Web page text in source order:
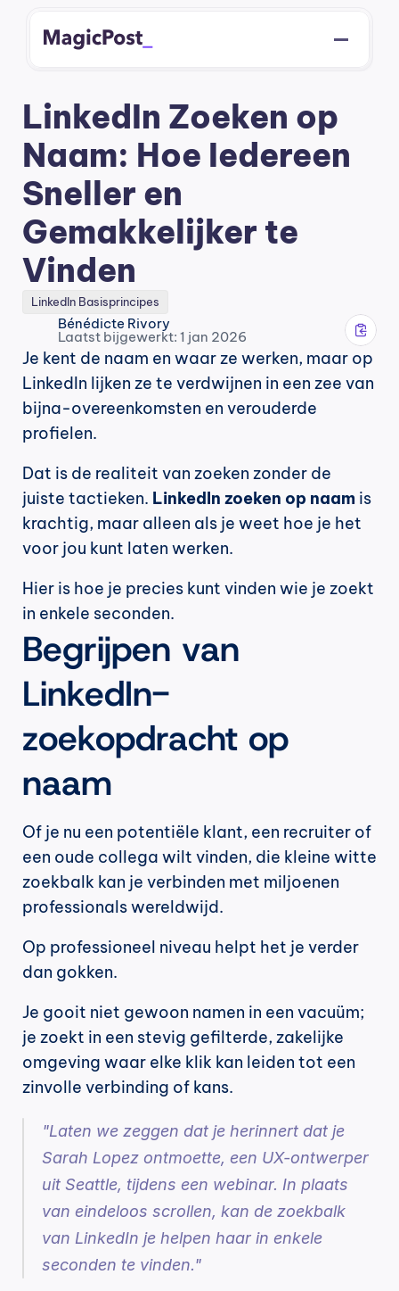
LinkedIn Zoeken op
Naam: Hoe Iedereen
Sneller en
Gemakkelijker te
Vinden
LinkedIn Basisprincipes
Bénédicte Rivory
Laatst bijgewerkt: 1 jan 2026
Je kent de naam en waar ze werken, maar op
LinkedIn lijken ze te verdwijnen in een zee van
bijna-overeenkomsten en verouderde
profielen.
Dat is de realiteit van zoeken zonder de
juiste tactieken. LinkedIn zoeken op naam is
krachtig, maar alleen als je weet hoe je het
voor jou kunt laten werken.
Hier is hoe je precies kunt vinden wie je zoekt
in enkele seconden.
Begrijpen van
LinkedIn-
zoekopdracht op
naam
Of je nu een potentiële klant, een recruiter of
een oude collega wilt vinden, die kleine witte
zoekbalk kan je verbinden met miljoenen
professionals wereldwijd.
Op professioneel niveau helpt het je verder
dan gokken.
Je gooit niet gewoon namen in een vacuüm;
je zoekt in een stevig gefilterde, zakelijke
omgeving waar elke klik kan leiden tot een
zinvolle verbinding of kans.
"Laten we zeggen dat je herinnert dat je
Sarah Lopez ontmoette, een UX-ontwerper
uit Seattle, tijdens een webinar. In plaats
van eindeloos scrollen, kan de zoekbalk
van LinkedIn je helpen haar in enkele
seconden te vinden."